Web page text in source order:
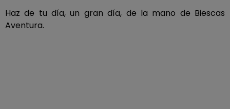
Haz de tu día, un gran día, de la mano de Biescas
Aventura.